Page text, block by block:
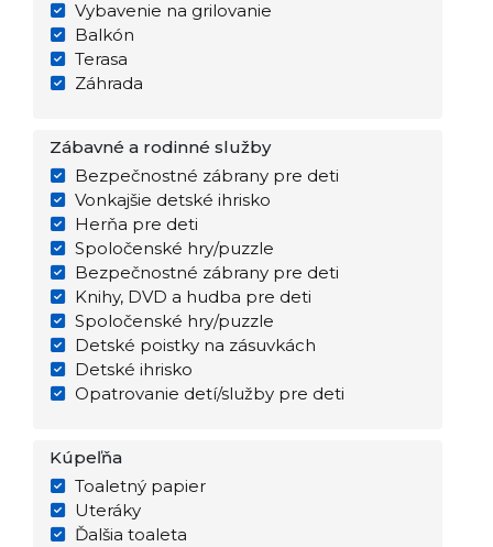
Vybavenie na grilovanie
Balkón
Terasa
Záhrada
Zábavné a rodinné služby
Bezpečnostné zábrany pre deti
Vonkajšie detské ihrisko
Herňa pre deti
Spoločenské hry/puzzle
Bezpečnostné zábrany pre deti
Knihy, DVD a hudba pre deti
Spoločenské hry/puzzle
Detské poistky na zásuvkách
Detské ihrisko
Opatrovanie detí/služby pre deti
Kúpeľňa
Toaletný papier
Uteráky
Ďalšia toaleta